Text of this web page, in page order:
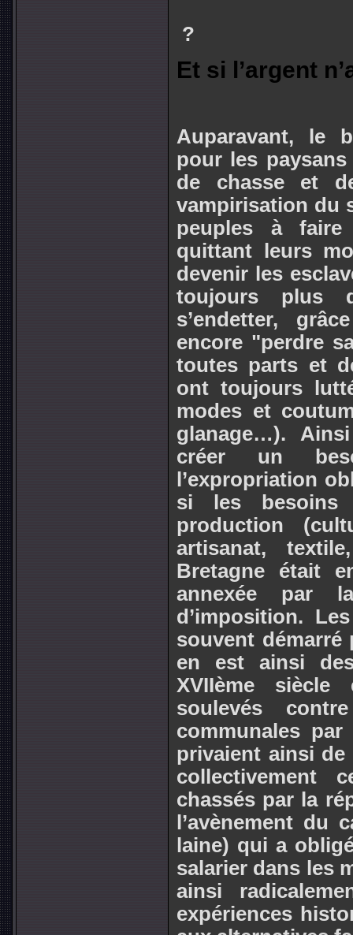
?
Et si l’argent
Auparavant, le
pour les
de chasse et
vampirisation du
peuples à
quittant leurs
devenir les
toujours plus
s’endetter,
encore "perdre
toutes parts et
ont toujours
modes et
glanage…).
créer un
l’expropriation
si les besoins
production
artisanat,
Bretagne était
annexée par
d’imposition.
souvent démarré
en est ainsi
XVIIème
soulevés
communales
privaient ainsi
collectivement
chassés par la
l’avènement du
laine) qui a
salarier dans les
ainsi
expériences